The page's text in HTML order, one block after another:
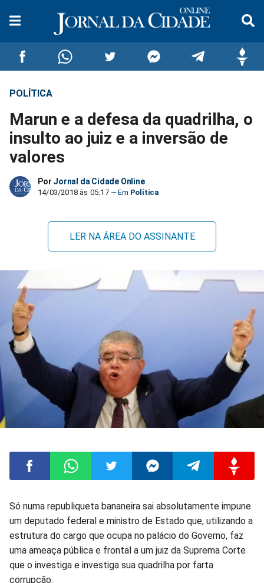
Compartilhar
no
Facebook
Compartilhar
no
Whatsapp
no
no
no
no
POLÍTICA
Marun e a defesa da quadrilha, o
insulto ao juiz e a inversão de
valores
Por Jornal da Cidade Online
14/03/2018 às 05:17 Política
LER NA ÁREA DO ASSINANTE
Compartilhar
no
Facebook
Compartilhar
no
Whatsapp
Compartilhar
no
Twitter
Compartilhar
no
Messenger
Compartilhar
no
Telegram
no
Só numa republiqueta bananeira sai absolutamente impune
um deputado federal e ministro de Estado que, utilizando a
estrutura do cargo que ocupa no palácio do Governo, faz
uma ameaça pública e frontal a um juiz da Suprema Corte
que o investiga e investiga sua quadrilha por farta
corrupção.